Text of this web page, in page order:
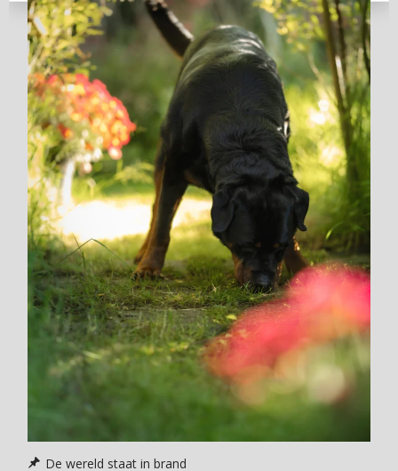
De wereld staat in brand